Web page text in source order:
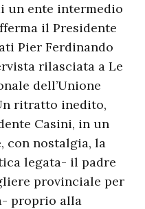
un ente intermedio
il Presidente
Pier Ferdinando
rilasciata a Le
dell’Unione
ritratto inedito,
Casini, in un
con nostalgia, la
legata- il padre
provinciale per
proprio alla